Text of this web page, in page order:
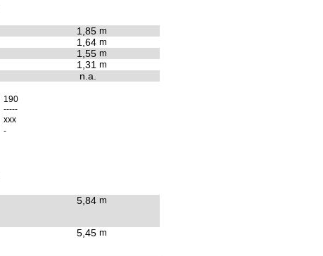
1,85 m
1,64 m
1,55 m
1,31 m
n.a.
190
-----
xxx
-
5,84 m
5,45 m